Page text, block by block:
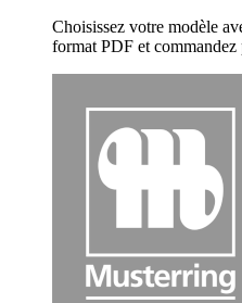
Choisissez votre modèle
format PDF et commandez